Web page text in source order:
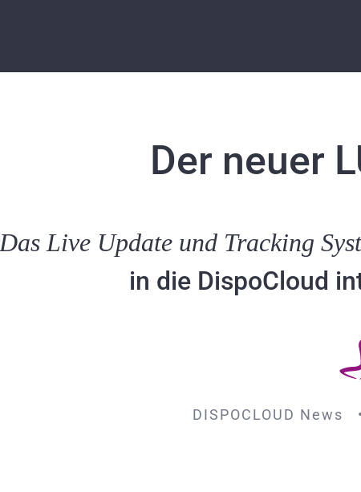
Der neuer
Das Live Update und Tracking
in die DispoCloud
DISPOCLOUD